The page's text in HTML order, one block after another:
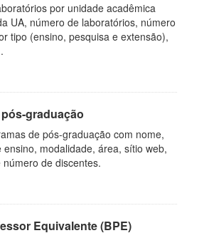
por unidade acadêmica
UA, número de laboratórios, número
tipo (ensino, pesquisa e extensão),
graduação
de pós-graduação com nome,
modalidade, área, sítio web,
de discentes.
Equivalente (BPE)